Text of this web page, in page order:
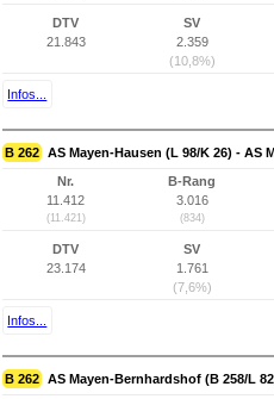
DTV
21.843
SV
2.359
(10,8%)
Infos...
B 262 AS Mayen-Hausen (L 98/K 26) - AS
Nr.
11.412
(11.421)
B-Rang
3.016
(834)
DTV
23.174
SV
1.761
(7,6%)
Infos...
B 262 AS Mayen-Bernhardshof (B 258/L